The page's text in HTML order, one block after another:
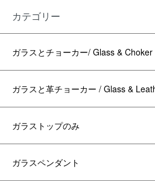
カテゴリー
ガラスとチョーカー/ Glass &
ガラスと革チョーカー / Glass &
ガラストップのみ
ガラスペンダント